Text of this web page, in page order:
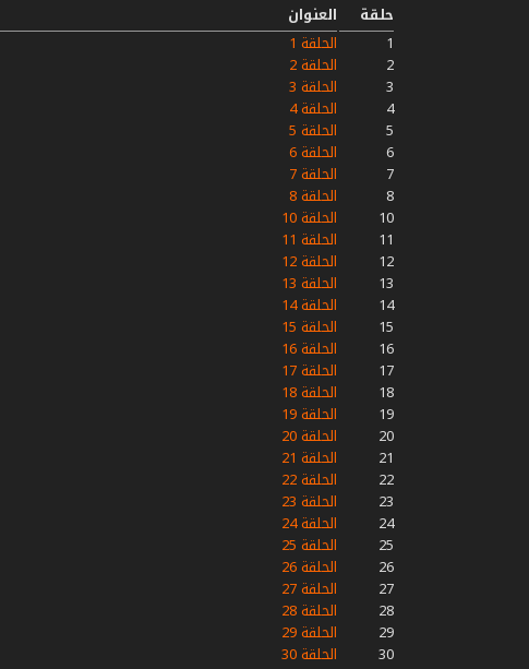
حلقة العنوان
1
الحلقة 1
2
الحلقة 2
3
الحلقة 3
4
الحلقة 4
5
الحلقة 5
6
الحلقة 6
7
الحلقة 7
8
الحلقة 8
10
الحلقة 10
11
الحلقة 11
12
الحلقة 12
13
الحلقة 13
14
الحلقة 14
15
الحلقة 15
16
الحلقة 16
17
الحلقة 17
18
الحلقة 18
19
الحلقة 19
20
الحلقة 20
21
الحلقة 21
22
الحلقة 22
23
الحلقة 23
24
الحلقة 24
25
الحلقة 25
26
الحلقة 26
27
الحلقة 27
28
الحلقة 28
29
الحلقة 29
30
الحلقة 30